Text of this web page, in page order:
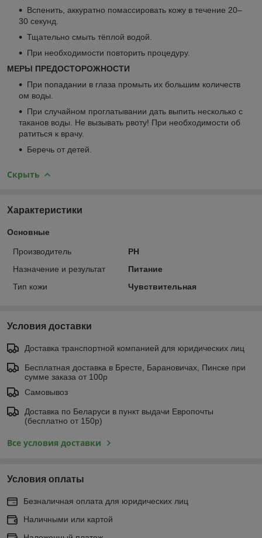
Вспенить, аккуратно помассировать кожу в течение 20–
30 секунд.
Тщательно смыть тёплой водой.
При необходимости повторить процедуру.
МЕРЫ ПРЕДОСТОРОЖНОСТИ
При попадании в глаза промыть их большим количеств
ом воды.
При случайном проглатывании дать выпить несколько с
таканов воды. Не вызывать рвоту! При необходимости об
ратиться к врачу.
Беречь от детей.
Скрыть
Характеристики
Основные
Производитель
PH
Назначение и результат
Питание
Тип кожи
Чувствительная
Условия доставки
Доставка транспортной компанией для юридических лиц
Бесплатная доставка в Бресте, Барановичах, Пинске при
сумме заказа от 100р
Самовывоз
Доставка по Беларуси в пункт выдачи Европочты
(бесплатно от 150р)
Все условия доставки
Условия оплаты
Безналичная оплата для юридических лиц
Наличными или картой